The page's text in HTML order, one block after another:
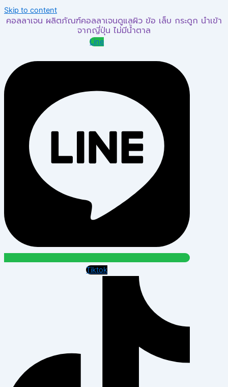
Skip to content
คอลลาเจน ผลิตภัณฑ์คอลลาเจนดูแลผิว ข้อ เล็บ กระดูก นำเข้า
จากญี่ปุ่น ไม่มีน้ำตาล
Line
Tiktok